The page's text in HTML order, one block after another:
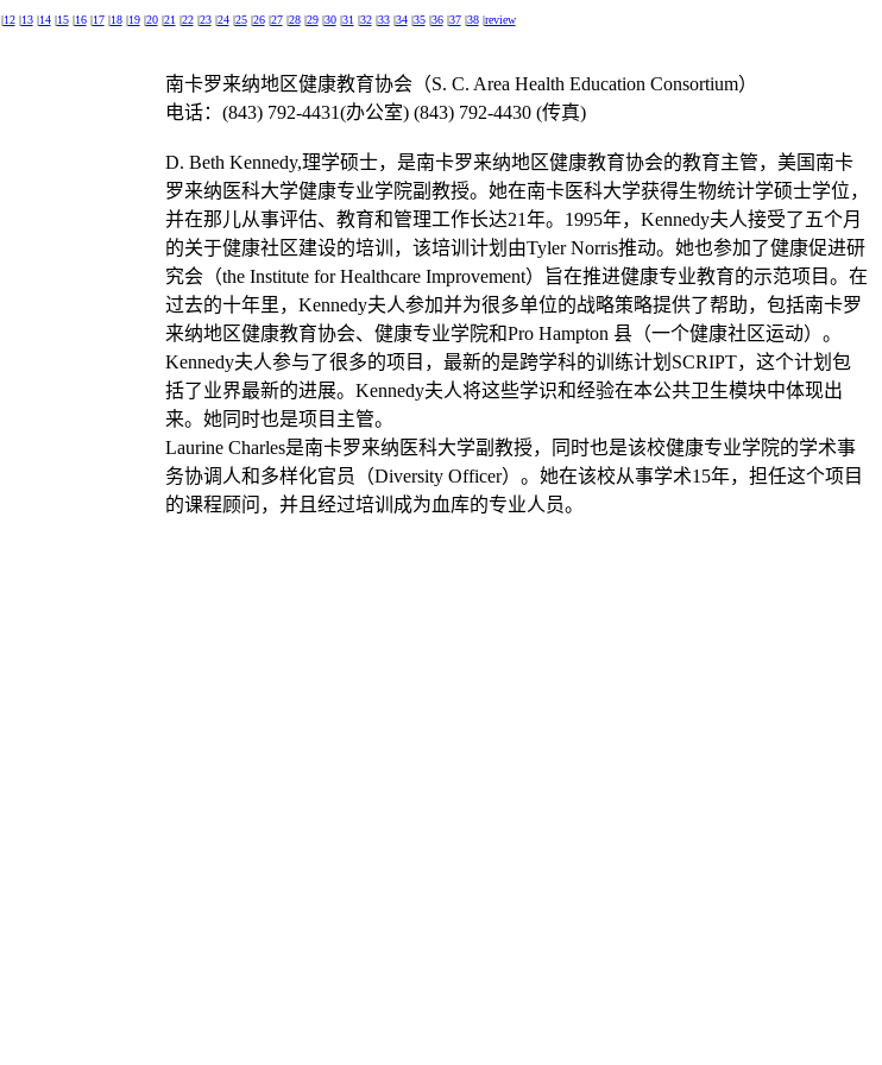
|12|13|14|15|16|17|18|19|20|21 |22|23|24|25|26|27|28|29|30|31 |32|33|34|35|36|37|38|review
南卡罗来纳地区健康教育协会（S. C. Area Health Education Consortium）
电话： (843) 792-4431(办公室) (843) 792-4430 (传真)
D. Beth Kennedy,理学硕士，是南卡罗来纳地区健康教育协会的教育主管，美国南卡
罗来纳医科大学健康专业学院副教授。她在南卡医科大学获得生物统计学硕士学位，
并在那儿从事评估、教育和管理工作长达21年。 1995年， Kennedy夫人接受了五个月
的关于健康社区建设的培训，该培训计划由Tyler Norris推动。她也参加了健康促进研
究会（the Institute for Healthcare Improvement）旨在推进健康专业教育的示范项目。在
过去的十年里， Kennedy夫人参加并为很多单位的战略策略提供了帮助，包括南卡罗
来纳地区健康教育协会、健康专业学院和Pro Hampton 县（一个健康社区运动）。
Kennedy夫人参与了很多的项目，最新的是跨学科的训练计划 SCRIPT，这个计划包
括了业界最新的进展。 Kennedy夫人将这些学识和经验在本公共卫生模块中体现出
来。她同时也是项目主管。
Laurine Charles是南卡罗来纳医科大学副教授，同时也是该校健康专业学院的学术事
务协调人和多样化官员（Diversity Officer）。她在该校从事学术15年，担任这个项目
的课程顾问，并且经过培训成为血库的专业人员。